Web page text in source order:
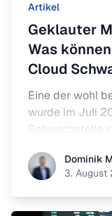
Artikel
Geklauter
Was
Cloud
Eine der wohl
wurde im Juli
Schwachstelle
DominikDominik
3. August